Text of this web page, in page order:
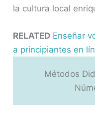
la cultura local
RELATED Enseñar
a principiantes en
Métodos